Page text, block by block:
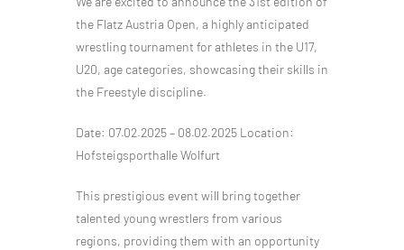
the Flatz Austria Open, a highly anticipated
wrestling tournament for athletes in the U17,
U20, age categories, showcasing their skills in
the Freestyle discipline.
Date: 07.02.2025 – 08.02.2025 Location:
Hofsteigsporthalle Wolfurt
This prestigious event will bring together
talented young wrestlers from various
regions, providing them with an opportunity